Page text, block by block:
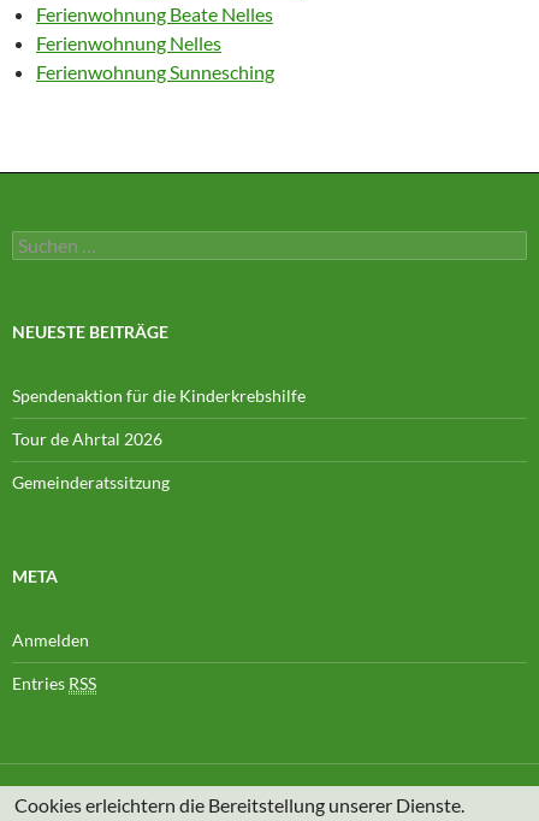
Ferienwohnung Beate Nelles
Ferienwohnung Nelles
Ferienwohnung Sunnesching
Suchen
nach:
NEUESTE BEITRÄGE
Spendenaktion für die Kinderkrebshilfe
Tour de Ahrtal 2026
Gemeinderatssitzung
META
Anmelden
Entries RSS
Cookies erleichtern die Bereitstellung unserer Dienste.